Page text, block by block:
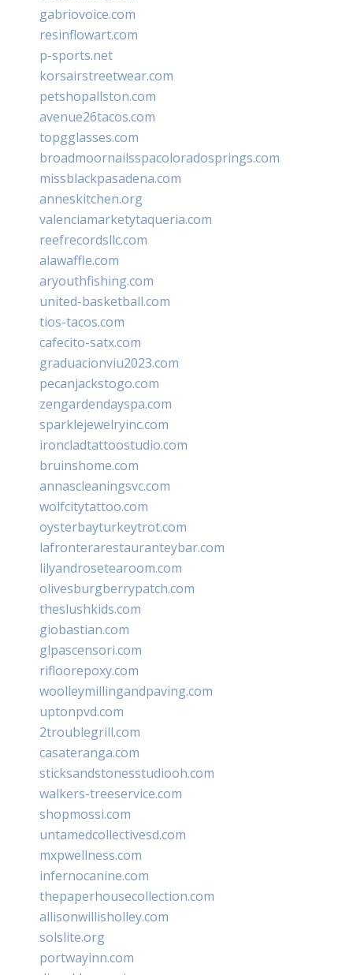
gabriovoice.com
resinflowart.com
p-sports.net
korsairstreetwear.com
petshopallston.com
avenue26tacos.com
topgglasses.com
broadmoornailsspacoloradosprings.com
missblackpasadena.com
anneskitchen.org
valenciamarketytaqueria.com
reefrecordsllc.com
alawaffle.com
aryouthfishing.com
united-basketball.com
tios-tacos.com
cafecito-satx.com
graduacionviu2023.com
pecanjackstogo.com
zengardendayspa.com
sparklejewelryinc.com
ironcladtattoostudio.com
bruinshome.com
annascleaningsvc.com
wolfcitytattoo.com
oysterbayturkeytrot.com
lafronterarestauranteybar.com
lilyandrosetearoom.com
olivesburgberrypatch.com
theslushkids.com
giobastian.com
glpascensori.com
rifloorepoxy.com
woolleymillingandpaving.com
uptonpvd.com
2troublegrill.com
casateranga.com
sticksandstonesstudiooh.com
walkers-treeservice.com
shopmossi.com
untamedcollectivesd.com
mxpwellness.com
infernocanine.com
thepaperhousecollection.com
allisonwillisholley.com
solslite.org
portwayinn.com